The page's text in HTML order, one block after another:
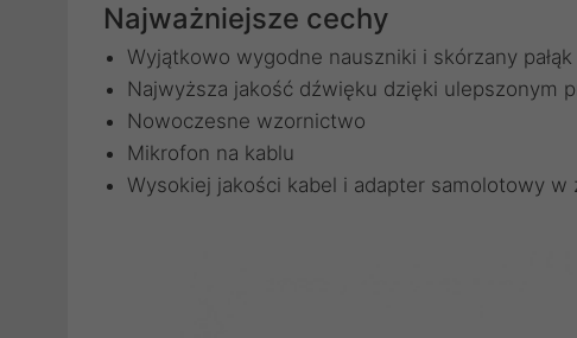
Najważniejsze cechy
Wyjątkowo wygodne nauszniki i skórzany pałąk
Najwyższa jakość dźwięku dzięki ulepszonym
Nowoczesne wzornictwo
Mikrofon na kablu
Wysokiej jakości kabel i adapter samolotowy w